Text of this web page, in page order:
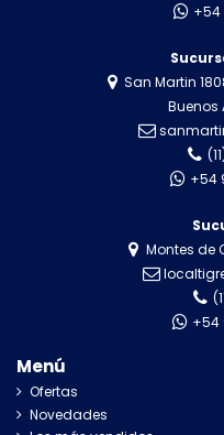
+54
San Martin
Buenos
+54
Montes de
+54
Menú
Ofertas
Novedades